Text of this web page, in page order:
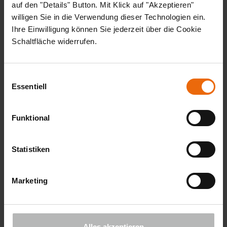
auf den "Details" Button. Mit Klick auf "Akzeptieren"
willigen Sie in die Verwendung dieser Technologien ein.
Ihre Einwilligung können Sie jederzeit über die Cookie
Schaltfläche widerrufen.
Essentiell
Funktional
Statistiken
Marketing
HOTEL FAKTEN
Direkte, zentrumsnahe Lage am
Hauptbahnhof